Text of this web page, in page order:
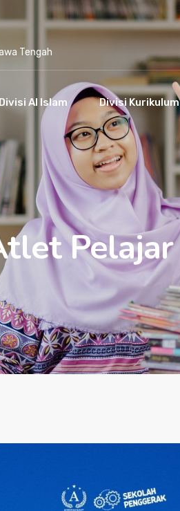
Tengah
Divisi Al Islam Divisi Kurikulum
Pelajar